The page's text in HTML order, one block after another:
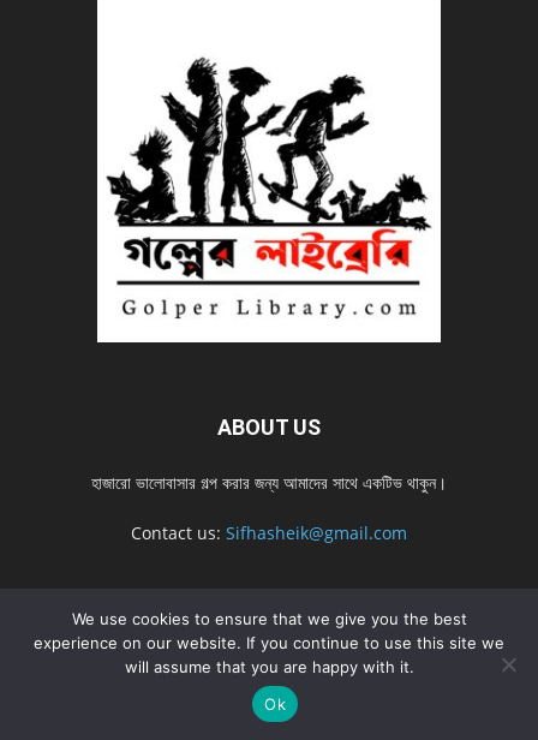
ABOUT US
হাজারো ভালোবাসার গল্প করার জন্য আমাদের সাথে একটিভ থাকুন।
Contact us: Sifhasheik@gmail.com
FOLLOW US
Privacy Policy
We use cookies to ensure that we give you the best
experience on our website. If you continue to use this site we
will assume that you are happy with it.
Ok